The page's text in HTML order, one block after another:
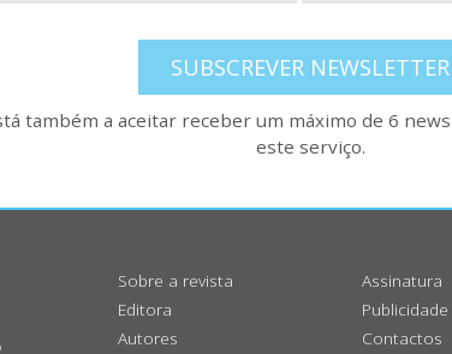
SUBSCREVER NEWSLETTER
também a aceitar receber um máximo de 6
este serviço.
Sobre a revista
Editora
Autores
Assinatura
Publicidade
Contactos